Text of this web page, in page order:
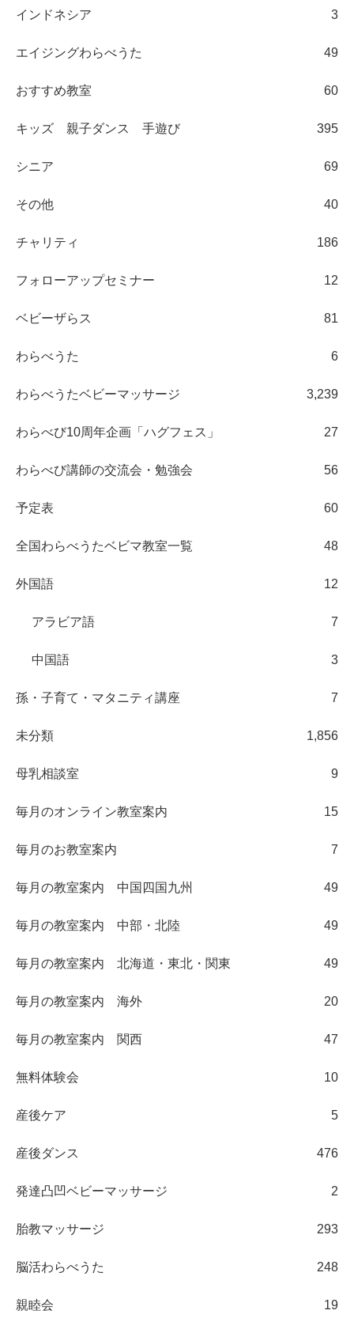
インドネシア 3
エイジングわらべうた 49
おすすめ教室 60
キッズ 親子ダンス 手遊び 395
シニア 69
その他 40
チャリティ 186
フォローアップセミナー 12
ベビーザらス 81
わらべうた 6
わらべうたベビーマッサージ 3,239
わらべび10周年企画「ハグフェス」 27
わらべび講師の交流会・勉強会 56
予定表 60
全国わらべうたベビマ教室一覧 48
外国語 12
アラビア語 7
中国語 3
孫・子育て・マタニティ講座 7
未分類 1,856
母乳相談室 9
毎月のオンライン教室案内 15
毎月のお教室案内 7
毎月の教室案内 中国四国九州 49
毎月の教室案内 中部・北陸 49
毎月の教室案内 北海道・東北・関東 49
毎月の教室案内 海外 20
毎月の教室案内 関西 47
無料体験会 10
産後ケア 5
産後ダンス 476
発達凸凹ベビーマッサージ 2
胎教マッサージ 293
脳活わらべうた 248
親睦会 19